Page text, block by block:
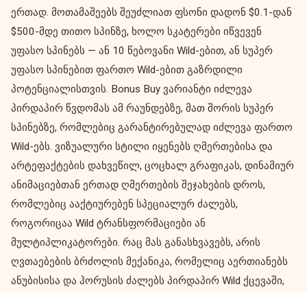
ერთად. მოთამაშეებს შეუძლიათ ფსონი დადონ $0.1-დან
$500-მდე თითო სპინზე, ხოლო სკატერები იწვევენ
უფასო სპინებს — ან 10 წებოვანი Wild-ებით, ან სუპერ
უფასო სპინებით ფართო Wild-ებით გაზრდილი
პოტენციალისთვის. Bonus Buy ვარიანტი იძლევა
პირდაპირ წვდომას ამ რაუნდებზე, მათ შორის სუპერ
სპინებზე, რომლებიც გარანტირებულად იძლევა ფართო
Wild-ებს. ვიზუალური სტილი იყენებს ღმერთებისა და
არტეფაქტების დახვეწილ, ცოცხალ გრაფიკას, დინამიურ
ანიმაციებთან ერთად ღმერთების შეჯახების დროს,
რომლებიც ააქტიურებენ სპეციალურ ძალებს,
როგორიცაა Wild ტრანსფორმაციები ან
მულტიპლიკატორები. რაც მას განასხვავებს, არის
ღვთაებების ბრძოლის მექანიკა, რომელიც აერთიანებს
ანუბისისა და ჰორუსის ძალებს პირდაპირ Wild ქცევაში,